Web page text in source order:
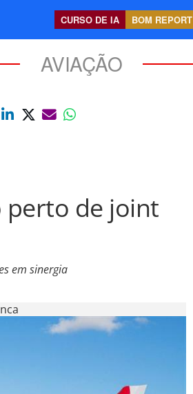
CURSO DE IA BOM REPORT
AVIAÇÃO
perto de joint
em sinergia